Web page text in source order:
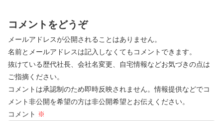
コメントをどうぞ
メールアドレスが公開されることはありません。
名前とメールアドレスは記入しなくてもコメントできます。
抜けている歴代社長、会社名変更、自宅情報などお気づきの点は
ご指摘ください。
コメントは承認制のため即時反映されません。情報提供などでコ
メント非公開を希望の方は非公開希望とお伝えください。
コメント ※